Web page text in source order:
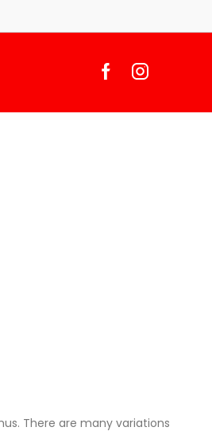
There are many variations